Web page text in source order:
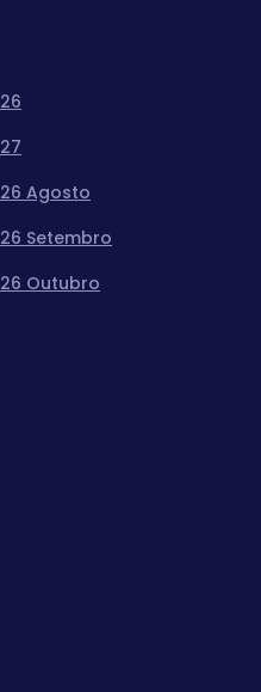
Agosto
Setembro
Outubro